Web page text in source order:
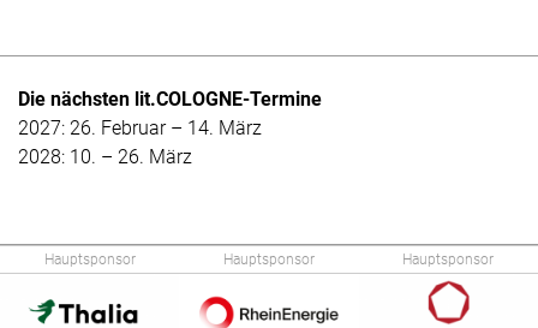
Die nächsten lit.COLOGNE-Termine
2027: 26. Februar – 14. März
2028: 10. – 26. März
Hauptsponsor Hauptsponsor Hauptsponsor